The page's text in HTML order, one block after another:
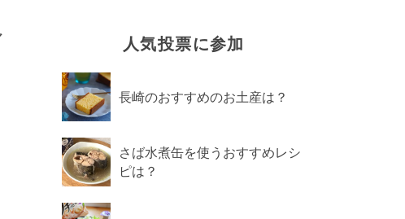
人気投票に参加
長崎のおすすめのお土産は？
さば水煮缶を使うおすすめレシ
ピは？